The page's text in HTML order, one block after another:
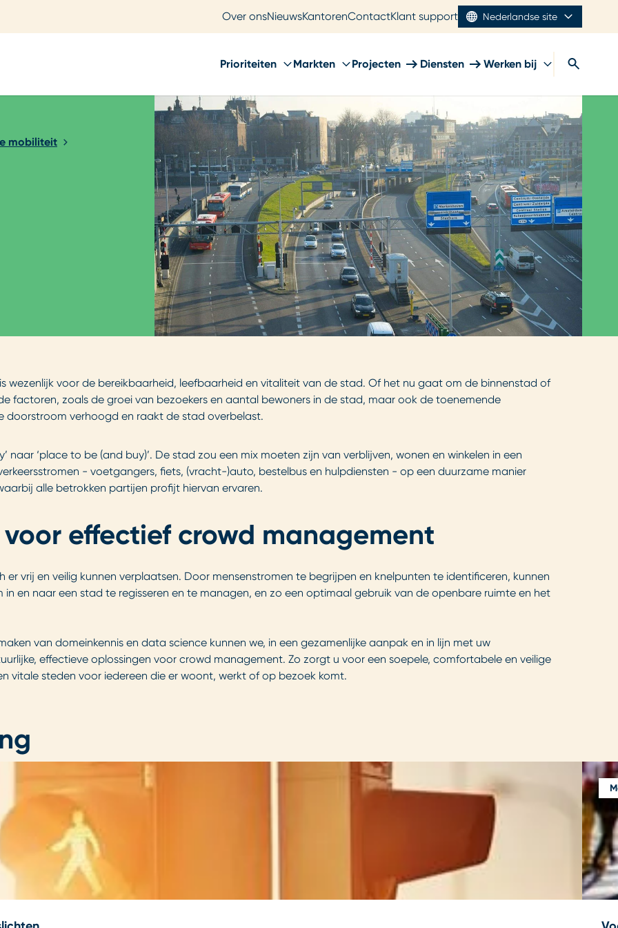
Over onsNieuwsKantorenContactKlant support Nederlandse site
Prioriteiten Markten Projecten Diensten Werken bij
mobiliteit
wezenlijk voor de bereikbaarheid, leefbaarheid en vitaliteit van de stad. Of het nu gaat om de binnenstad of
factoren, zoals de groei van bezoekers en aantal bewoners in de stad, maar ook de toenemende
verhoogd en raakt de stad overbelast.
naar ‘place to be (and buy)’. De stad zou een mix moeten zijn van verblijven, wonen en winkelen in een
- voetgangers, fiets, (vracht-)auto, bestelbus en hulpdiensten - op een duurzame manier
alle betrokken partijen profijt hiervan ervaren.
effectief crowd management
vrij en veilig kunnen verplaatsen. Door mensenstromen te begrijpen en knelpunten te identificeren, kunnen
en naar een stad te regisseren en te managen, en zo een optimaal gebruik van de openbare ruimte en het
van domeinkennis en data science kunnen we, in een gezamenlijke aanpak en in lijn met uw
effectieve oplossingen voor crowd management. Zo zorgt u voor een soepele, comfortabele en veilige
vitale steden voor iedereen die er woont, werkt of op bezoek komt.